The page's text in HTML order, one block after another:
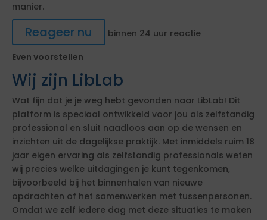
manier.
Reageer nu
binnen 24 uur reactie
Even voorstellen
Wij zijn LibLab
Wat fijn dat je je weg hebt gevonden naar LibLab! Dit
platform is speciaal ontwikkeld voor jou als zelfstandig
professional en sluit naadloos aan op de wensen en
inzichten uit de dagelijkse praktijk. Met inmiddels ruim 18
jaar eigen ervaring als zelfstandig professionals weten
wij precies welke uitdagingen je kunt tegenkomen,
bijvoorbeeld bij het binnenhalen van nieuwe
opdrachten of het samenwerken met tussenpersonen.
Omdat we zelf iedere dag met deze situaties te maken